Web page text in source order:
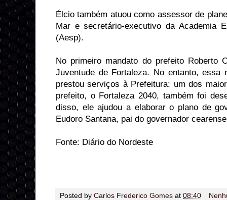
Élcio também atuou como assessor de
Mar e secretário-executivo da Academia
(Aesp).
No primeiro mandato do prefeito Roberto
Juventude de Fortaleza. No entanto,
prestou serviços à Prefeitura: um dos
prefeito, o Fortaleza 2040, também foi
disso, ele ajudou a elaborar o plano de
Eudoro Santana, pai do governador
Fonte: Diário do Nordeste
Posted by Carlos Frederico Gomes at 08:40